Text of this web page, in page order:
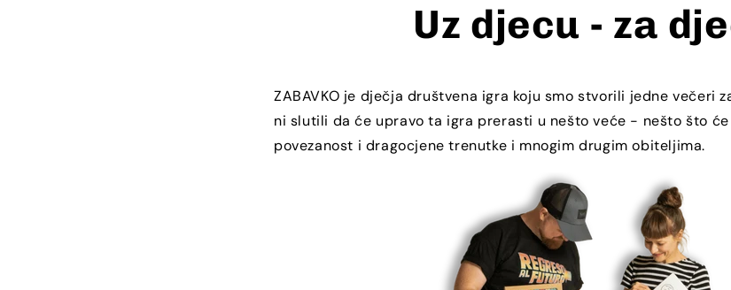
Uz djecu - za
ZABAVKO je dječja društvena igra koju smo stvorili jedne večeri
ni slutili da će upravo ta igra prerasti u nešto veće - nešto što
povezanost i dragocjene trenutke i mnogim drugim obiteljima.